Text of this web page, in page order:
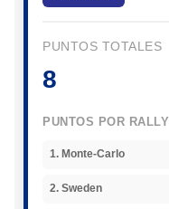
PUNTOS TOTALES
8
PUNTOS POR RALLY
1. Monte-Carlo
2. Sweden